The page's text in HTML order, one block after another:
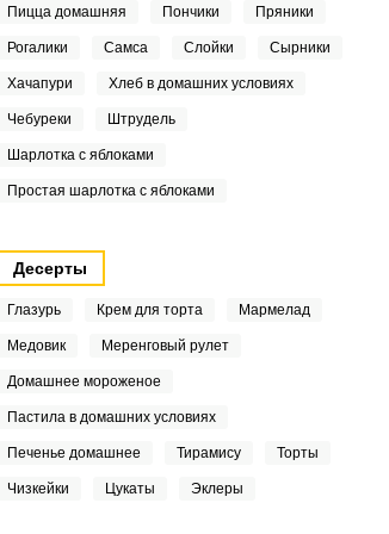
Пицца домашняя Пончики Пряники
Рогалики Самса Слойки Сырники
Хачапури Хлеб в домашних условиях
Чебуреки Штрудель
Шарлотка с яблоками
Простая шарлотка с яблоками
Десерты
Глазурь Крем для торта Мармелад
Медовик Меренговый рулет
Домашнее мороженое
Пастила в домашних условиях
Печенье домашнее Тирамису Торты
Чизкейки Цукаты Эклеры
2 ИЗ 6